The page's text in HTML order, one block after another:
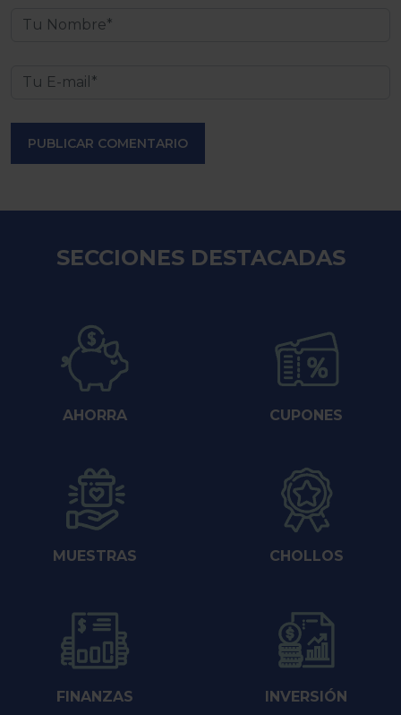
PUBLICAR COMENTARIO
SECCIONES DESTACADAS
AHORRA CUPONES
MUESTRAS CHOLLOS
FINANZAS INVERSIÓN